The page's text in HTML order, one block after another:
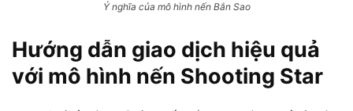
Ý nghĩa của mô hình nến Bắn Sao
Hướng dẫn giao dịch hiệu quả
với mô hình nến Shooting Star